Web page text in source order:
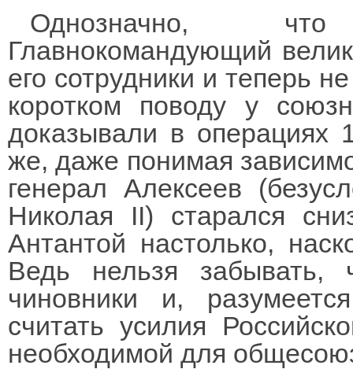
Однозначно,
Главнокомандующий
его сотрудники и теперь
коротком поводу у
доказывали в операциях
же, даже понимая
генерал Алексеев
Николая II) старался
Антантой настолько,
Ведь нельзя забывать,
чиновники и,
считать усилия
необходимой для